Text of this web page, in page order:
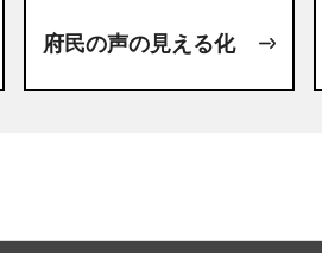
府民の声の見える化